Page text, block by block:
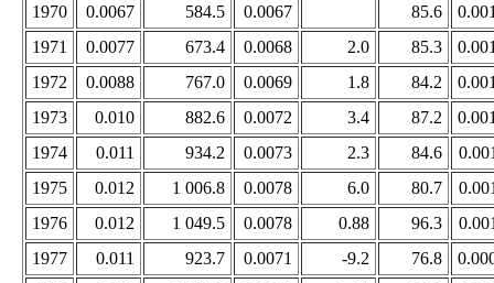
1970 0.0067 584.5 0.0067 85.6
1971
0.0077 673.4 0.0068 2.0 85.3
1972
0.0088 767.0 0.0069 1.8 84.2
1973
0.010 882.6 0.0072 3.4 87.2
1974
0.011 934.2 0.0073 2.3 84.6
1975
0.012 1 006.8 0.0078 6.0 80.7
1976
0.012 1 049.5 0.0078 0.88 96.3
1977
0.011 923.7 0.0071 -9.2 76.8